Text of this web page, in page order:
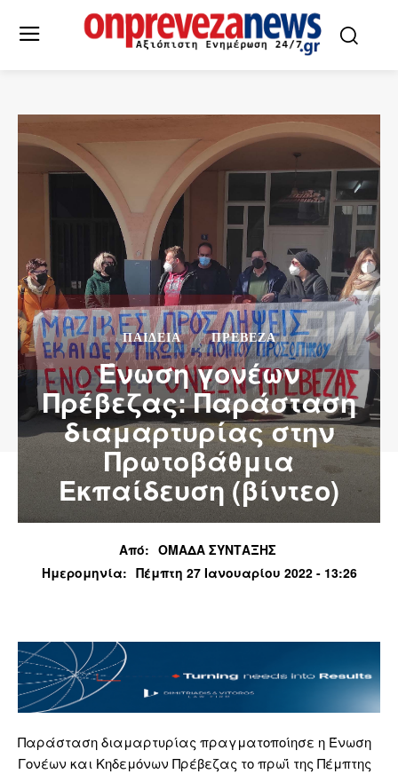
ΠΑΙΔΕΙΑ ΠΡΕΒΕΖΑ
Ένωση γονέων
Πρέβεζας: Παράσταση
διαμαρτυρίας στην
Πρωτοβάθμια
Εκπαίδευση (βίντεο)
Από: ΟΜΑΔΑ ΣΥΝΤΑΞΗΣ
Ημερομηνία: Πέμπτη 27 Ιανουαρίου 2022 - 13:26
Παράσταση διαμαρτυρίας πραγματοποίησε η Ένωση
Γονέων και Κηδεμόνων Πρέβεζας το πρωΐ της Πέμπτης